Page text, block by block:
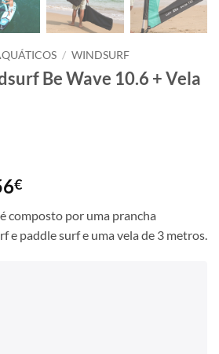
/ WINDSURF
Be Wave 10.6 + Vela
€
composto por uma prancha
e paddle surf e uma vela de 3 metros.